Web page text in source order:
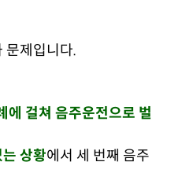
문제입니다.
걸쳐 음주운전으로 벌
상황에서 세 번째 음주